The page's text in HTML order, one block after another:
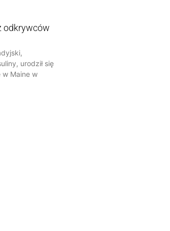
odkrywców
urodził się
w Maine w